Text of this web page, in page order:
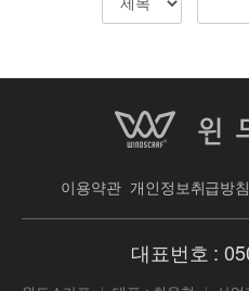
이용약관 개인정보취급방침
대표번호 :